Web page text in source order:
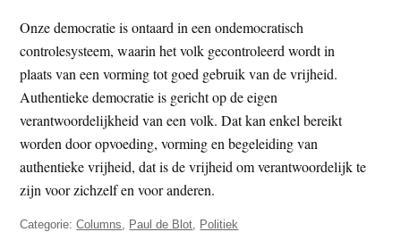
Onze democratie is ontaard in een ondemocratisch
controlesysteem, waarin het volk gecontroleerd wordt in
plaats van een vorming tot goed gebruik van de vrijheid.
Authentieke democratie is gericht op de eigen
verantwoordelijkheid van een volk. Dat kan enkel bereikt
worden door opvoeding, vorming en begeleiding van
authentieke vrijheid, dat is de vrijheid om verantwoordelijk te
zijn voor zichzelf en voor anderen.
Categorie:Columns Paul de Blot Politiek